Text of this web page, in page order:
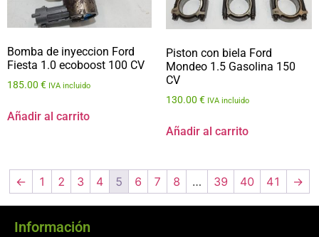
Bomba de inyeccion Ford
Fiesta 1.0 ecoboost 100 CV
185.00 € IVA incluido
Añadir al carrito
Piston con biela Ford
Mondeo 1.5 Gasolina 150
CV
130.00 € IVA incluido
Añadir al carrito
← 1 2 3 4 5 6 7 8 … 39 40 41 →
Información